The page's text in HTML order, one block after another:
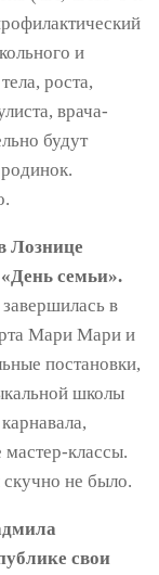
и
роста,
врача-
будут
Лознице
семьи».
в
Мари Мари и
постановки,
школы
классы.
не было.
свои